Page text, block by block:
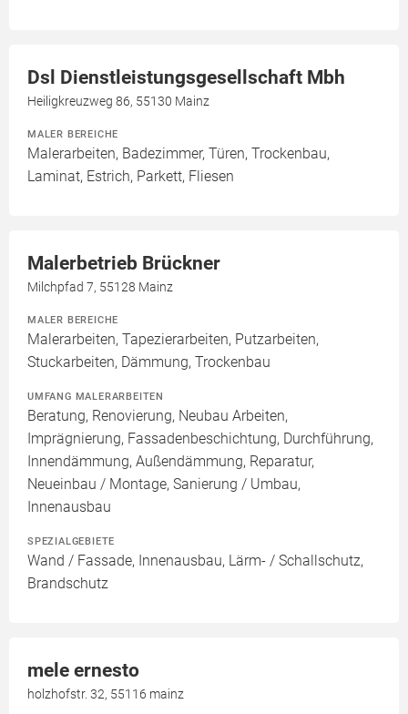
Dsl Dienstleistungsgesellschaft Mbh
Heiligkreuzweg 86, 55130 Mainz
MALER BEREICHE
Malerarbeiten, Badezimmer, Türen, Trockenbau,
Laminat, Estrich, Parkett, Fliesen
Malerbetrieb Brückner
Milchpfad 7, 55128 Mainz
MALER BEREICHE
Malerarbeiten, Tapezierarbeiten, Putzarbeiten,
Stuckarbeiten, Dämmung, Trockenbau
UMFANG MALERARBEITEN
Beratung, Renovierung, Neubau Arbeiten,
Imprägnierung, Fassadenbeschichtung, Durchführung,
Innendämmung, Außendämmung, Reparatur,
Neueinbau / Montage, Sanierung / Umbau,
Innenausbau
SPEZIALGEBIETE
Wand / Fassade, Innenausbau, Lärm- / Schallschutz,
Brandschutz
mele ernesto
holzhofstr. 32, 55116 mainz